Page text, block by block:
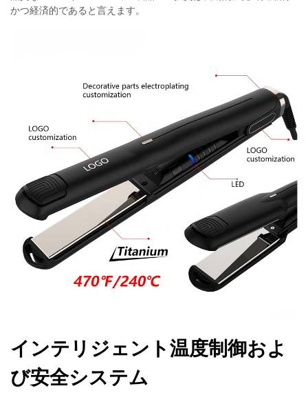
かつ経済的であると言えます。
インテリジェント温度制御およ
び安全システム